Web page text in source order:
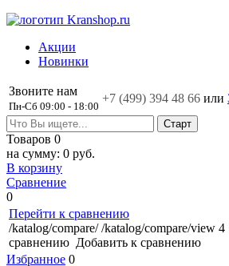
Акции
Новинки
Звоните нам
Пн-Сб 09:00 - 18:00
+7 (499) 394 48 66 или
Товаров 0
на сумму: 0 руб.
В корзину
Сравнение
0
Перейти к сравнению
/katalog/compare/ /katalog/compare/view 4
сравнению Добавить к сравнению
Избранное 0